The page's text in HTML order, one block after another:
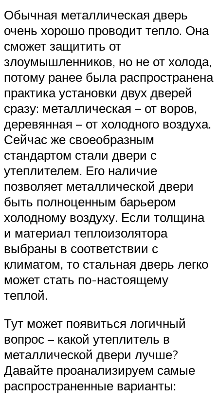
Обычная металлическая дверь
очень хорошо проводит тепло. Она
сможет защитить от
злоумышленников, но не от холода,
потому ранее была распространена
практика установки двух дверей
сразу: металлическая – от воров,
деревянная – от холодного воздуха.
Сейчас же своеобразным
стандартом стали двери с
утеплителем. Его наличие
позволяет металлической двери
быть полноценным барьером
холодному воздуху. Если толщина
и материал теплоизолятора
выбраны в соответствии с
климатом, то стальная дверь легко
может стать по-настоящему
теплой.
Тут может появиться логичный
вопрос – какой утеплитель в
металлической двери лучше?
Давайте проанализируем самые
распространенные варианты: